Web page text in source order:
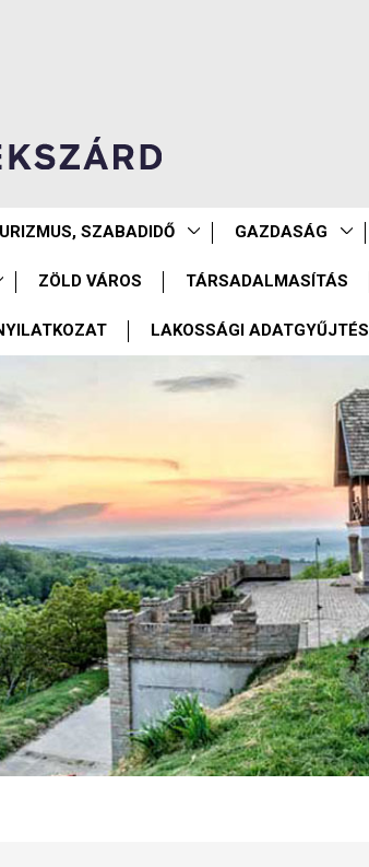
SZABADIDŐ GAZDASÁG
ZÖLD VÁROS TÁRSADALMASÍTÁS
LAKOSSÁGI ADATGYŰJTÉS